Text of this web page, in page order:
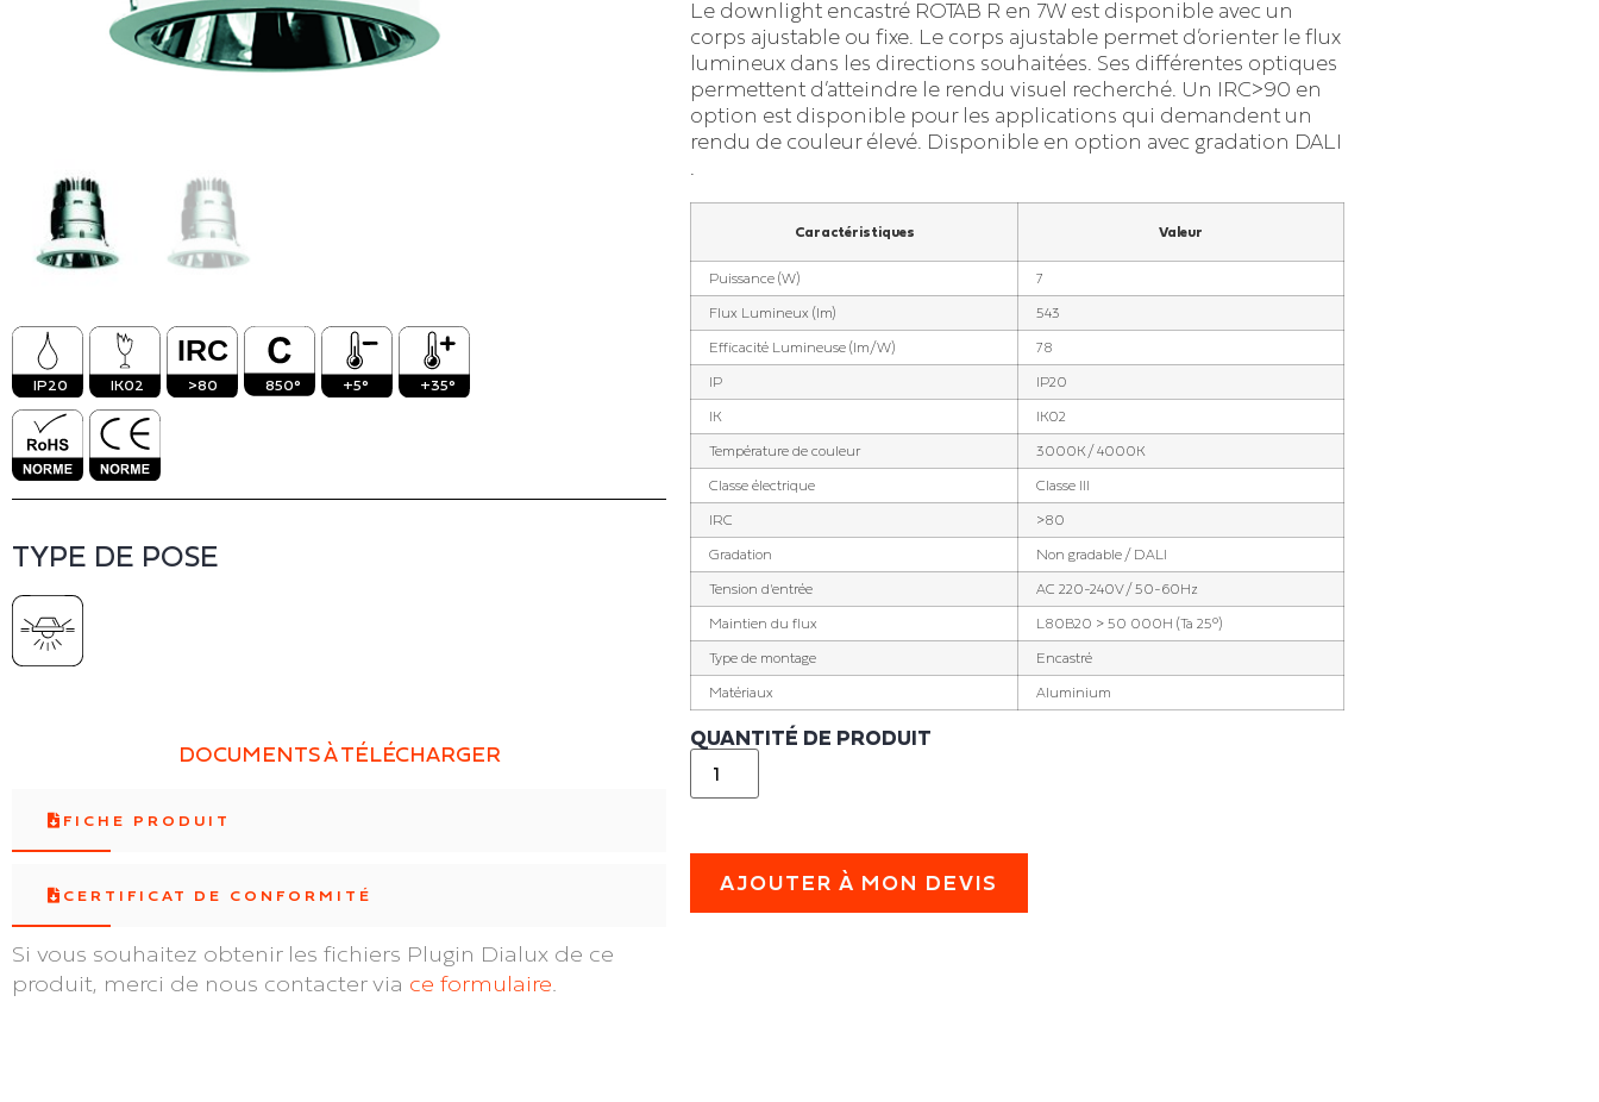
Éclairage piscine
Éclairage patinoire
Éclairage de salle de sport
Éclairage de carrière
équestre
Éclairage de piste de
karting
Éclairage parking extérieur
IP20 IK02 >80 850° +5° +35°
TYPE DE POSE
DOCUMENTS À TÉLÉCHARGER
FICHE PRODUIT
CERTIFICAT DE CONFORMITÉ
Si vous souhaitez obtenir les fichiers Plugin Dialux de ce
produit, merci de nous contacter via ce formulaire
Le downlight encastré ROTAB R en 7W est disponible avec un
corps ajustable ou fixe. Le corps ajustable permet d’orienter le flux
lumineux dans les directions souhaitées. Ses différentes optiques
permettent d’atteindre le rendu visuel recherché. Un IRC>90 en
option est disponible pour les applications qui demandent un
rendu de couleur élevé. Disponible en option avec gradation DALI
.
Caractéristiques Valeur
Puissance (W) 7
Flux Lumineux (lm) 543
Efficacité Lumineuse (lm/W) 78
IP IP20
IK IK02
Température de couleur 3000K / 4000K
Classe électrique Classe III
IRC >80
Gradation Non gradable / DALI
Tension d'entrée AC 220-240V / 50-60Hz
Maintien du flux L80B20 > 50 000H (Ta 25°)
Type de montage Encastré
Matériaux Aluminium
QUANTITÉ DE PRODUIT
AJOUTER À MON DEVIS